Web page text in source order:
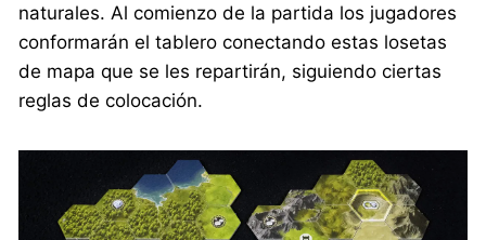
naturales. Al comienzo de la partida los jugadores
conformarán el tablero conectando estas losetas
de mapa que se les repartirán, siguiendo ciertas
reglas de colocación.